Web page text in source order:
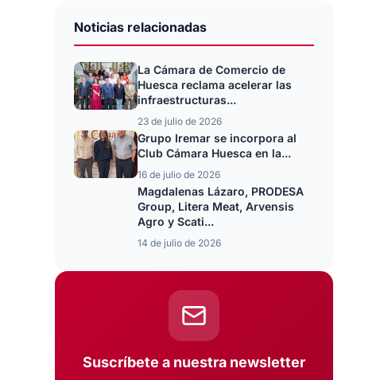
Noticias relacionadas
La Cámara de Comercio de
Huesca reclama acelerar las
infraestructuras...
23 de julio de 2026
Grupo Iremar se incorpora al
Club Cámara Huesca en la...
16 de julio de 2026
Magdalenas Lázaro, PRODESA
Group, Litera Meat, Arvensis
Agro y Scati...
14 de julio de 2026
Suscríbete a nuestra newsletter